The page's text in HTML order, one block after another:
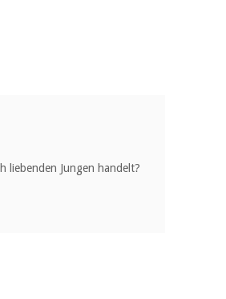
liebenden Jungen handelt?